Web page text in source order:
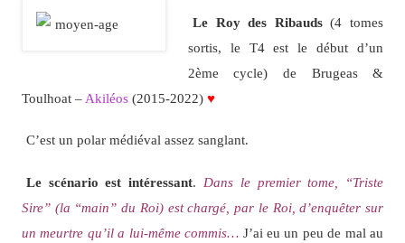
Le Roy des Ribauds(4 tomes
sortis, le T4 est le début d’un
2ème cycle) de Brugeas &
Toulhoat – Akiléos(2015-2022) ♥
C’est un polar médiéval assez sanglant.
Le scénario est intéressant. Dans le premier tome, “Triste
Sire” (la “main” du Roi) est chargé, par le Roi, d’enquêter sur
un meurtre qu’il a lui-même commis… J’ai eu un peu de mal au